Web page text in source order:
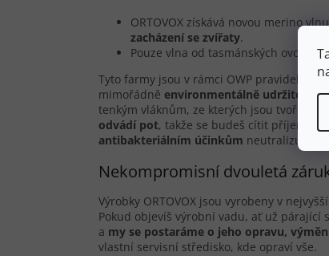
ORTOVOX získává novou merino
zacházení se zvířaty.
Pouze vlna od tasmánských ovcí
Tyto farmy jsou v rámci OWP pravidelně
mimořádně environmentálně udržitelná.
tenkým vláknům, ze kterých jsou tvořeny
odvádí pot, takže se budeš cítit příjemně
antibakteriálním účinkům neutralizuje
Nekompromisní dvouletá
Výrobky ORTOVOX jsou vyrobeny v
Pokud objevíš výrobní vadu, ať už párající
a my se postaráme o jeho opravu,
vlastní servisní středisko, kde opraví vše.